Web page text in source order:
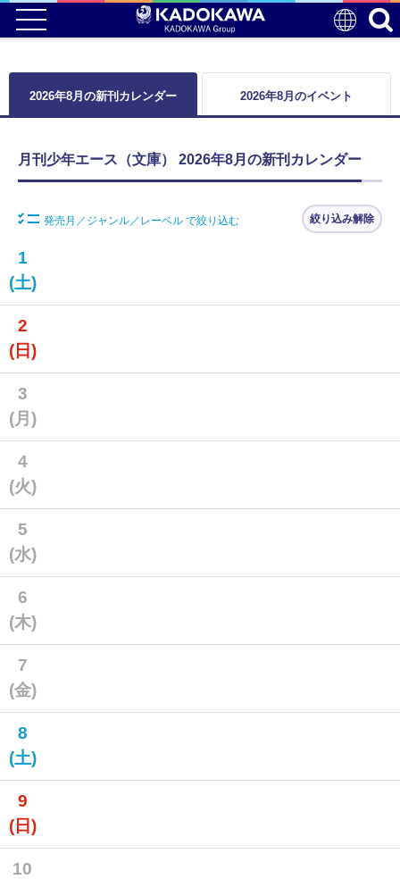
2026年8月の新刊カレンダー 2026年8月のイベント
月刊少年エース（文庫） 2026年8月の新刊カレンダー
発売月／ジャンル／レーベル で絞り込む 絞り込み解除
1
(土)
2
(日)
3
(月)
4
(火)
5
(水)
6
(木)
7
(金)
8
(土)
9
(日)
10